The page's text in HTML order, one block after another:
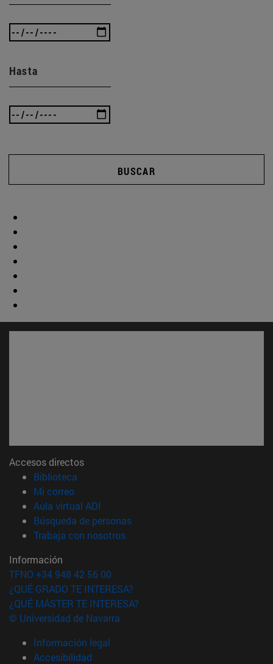
Hasta
BUSCAR
Accesos directos
Biblioteca
Mi correo(abre en nueva ventana)
Aula virtual ADI
Búsqueda de personas(abre en nueva ventana)
Trabaja con nosotros(abre en nueva ventana)
Información
TFNO +34 948 42 56 00
¿QUÉ GRADO TE INTERESA?
¿QUÉ MÁSTER TE INTERESA?
© Universidad de Navarra
Información legal
Accesibilidad